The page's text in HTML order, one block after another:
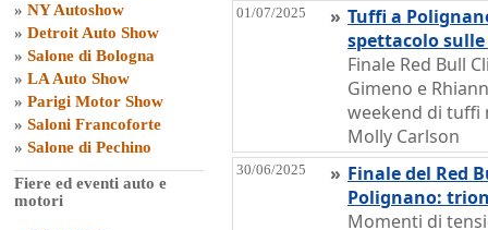
» NY Autoshow
» Detroit Auto Show
» Salone di Bologna
» LA Auto Show
» Parigi Motor Show
» Saloni Francoforte
» Salone di Pechino
Fiere ed eventi auto e
motori
01/07/2025 » Tuffi a
spettacolo
Finale Red Bull
Gimeno e
weekend di tuffi
Molly Carlson
30/06/2025 » Finale del Red
Polignano:
Momenti di